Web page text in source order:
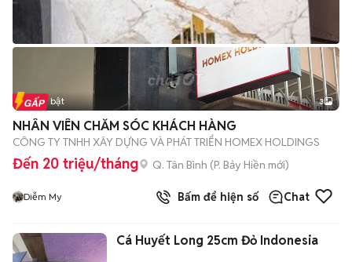
Tin nổi bật 3
NHÂN VIÊN CHĂM SÓC KHÁCH HÀNG
CÔNG TY TNHH XÂY DỰNG VÀ PHÁT TRIỂN HOMEX HOLDINGS
Đến 20 triệu/tháng Q. Tân Bình (P. Bảy Hiền mới)
Diễm My Bấm để hiện số Chat
Cá Huyết Long 25cm Đỏ Indonesia